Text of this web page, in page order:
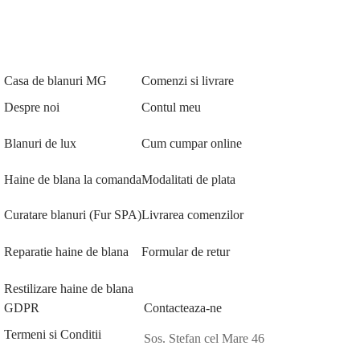
Casa de blanuri MG
Despre noi
Blanuri de lux
Haine de blana la comanda
Curatare blanuri (Fur SPA)
Reparatie haine de blana
Restilizare haine de blana
Comenzi si livrare
Contul meu
Cum cumpar online
Modalitati de plata
Livrarea comenzilor
Formular de retur
GDPR
Termeni si Conditii
Contacteaza-ne
Sos. Stefan cel Mare 46